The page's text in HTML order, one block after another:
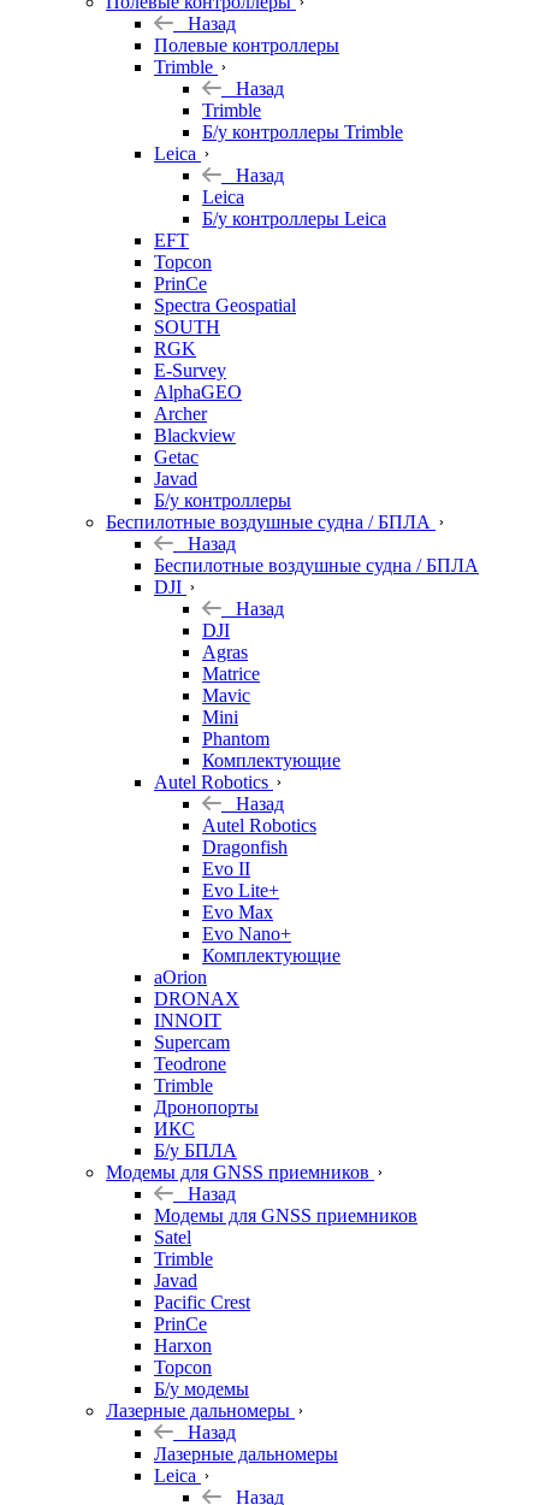
Назад
Полевые контроллеры
Trimble
Назад
Trimble
Б/у контроллеры Trimble
Leica
Назад
Leica
Б/у контроллеры Leica
EFT
Topcon
PrinCe
Spectra Geospatial
SOUTH
RGK
E-Survey
AlphaGEO
Archer
Blackview
Getac
Javad
Б/у контроллеры
Беспилотные воздушные судна / БПЛА
Назад
Беспилотные воздушные судна / БПЛА
DJI
Назад
DJI
Agras
Matrice
Mavic
Mini
Phantom
Комплектующие
Autel Robotics
Назад
Autel Robotics
Dragonfish
Evo II
Evo Lite+
Evo Max
Evo Nano+
Комплектующие
aOrion
DRONAX
INNOIT
Supercam
Teodrone
Trimble
Дронопорты
ИКС
Б/у БПЛА
Модемы для GNSS приемников
Назад
Модемы для GNSS приемников
Satel
Trimble
Javad
Pacific Crest
PrinCe
Harxon
Topcon
Б/у модемы
Лазерные дальномеры
Назад
Лазерные дальномеры
Leica
Назад